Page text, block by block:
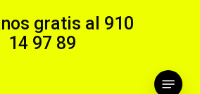
gratis al 910
14 97 89
Menu